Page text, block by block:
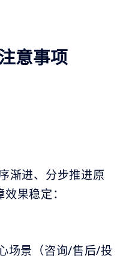
意事项
渐进、分步推进原
果稳定：
场景（咨询/售后/投